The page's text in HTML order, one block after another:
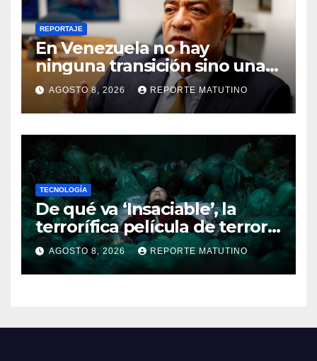
REPORTAJE
En Venezuela no hay
ninguna transición sino una
ocupación a la fuerza
AGOSTO 8, 2026 REPORTE MATUTINO
TECNOLOGÍA
De qué va ‘Insaciable’, la
terrorífica película de terror
que seguro no conoces y te
soprenderá
AGOSTO 8, 2026 REPORTE MATUTINO